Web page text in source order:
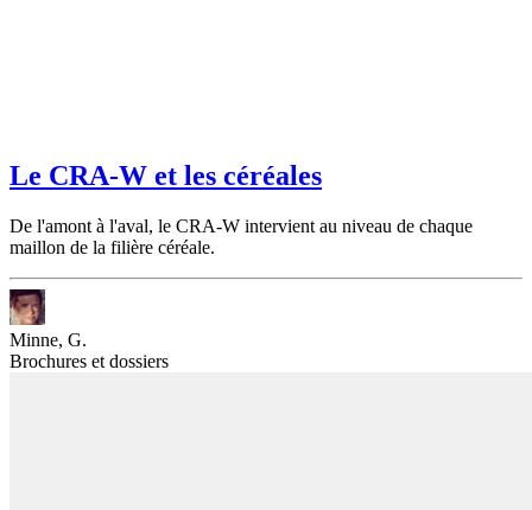
Le CRA-W et les céréales
De l'amont à l'aval, le CRA-W intervient au niveau de chaque
maillon de la filière céréale.
Minne, G.
Brochures et dossiers